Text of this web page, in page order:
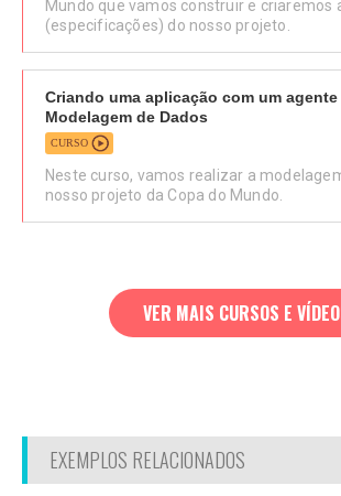
Mundo que vamos construir e criaremos
(especificações) do nosso projeto.
Criando uma aplicação com um agente
Modelagem de Dados
CURSO
Neste curso, vamos realizar a
nosso projeto da Copa do Mundo.
VER MAIS CURSOS E
EXEMPLOS RELACIONADOS